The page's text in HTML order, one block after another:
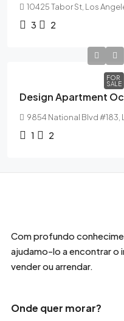
10425 Tabor St, Los
3 2
FOR
SALE
Design Apartment
9854 National Blvd #183,
1 2
Com profundo
ajudamo-lo a encontrar o
vender ou arrendar.
Onde quer morar?